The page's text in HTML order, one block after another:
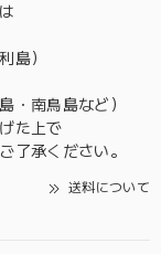
島）
・南鳥島など）
た上で
了承ください。
送料について